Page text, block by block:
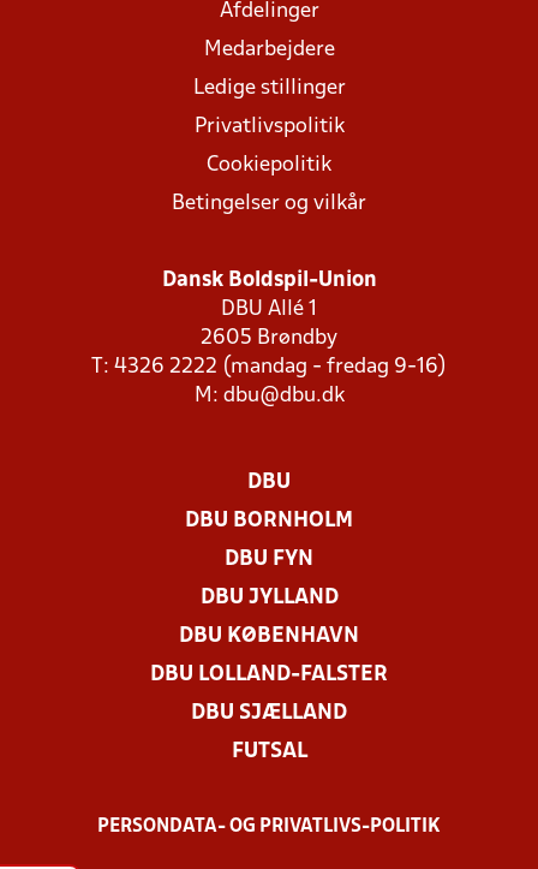
Afdelinger
Medarbejdere
Ledige stillinger
Privatlivspolitik
Cookiepolitik
Betingelser og vilkår
Dansk Boldspil-Union
DBU Allé 1
2605 Brøndby
T: 4326 2222 (mandag - fredag 9-16)
M: dbu@dbu.dk
DBU
DBU BORNHOLM
DBU FYN
DBU JYLLAND
DBU KØBENHAVN
DBU LOLLAND-FALSTER
DBU SJÆLLAND
FUTSAL
PERSONDATA- OG PRIVATLIVS-POLITIK